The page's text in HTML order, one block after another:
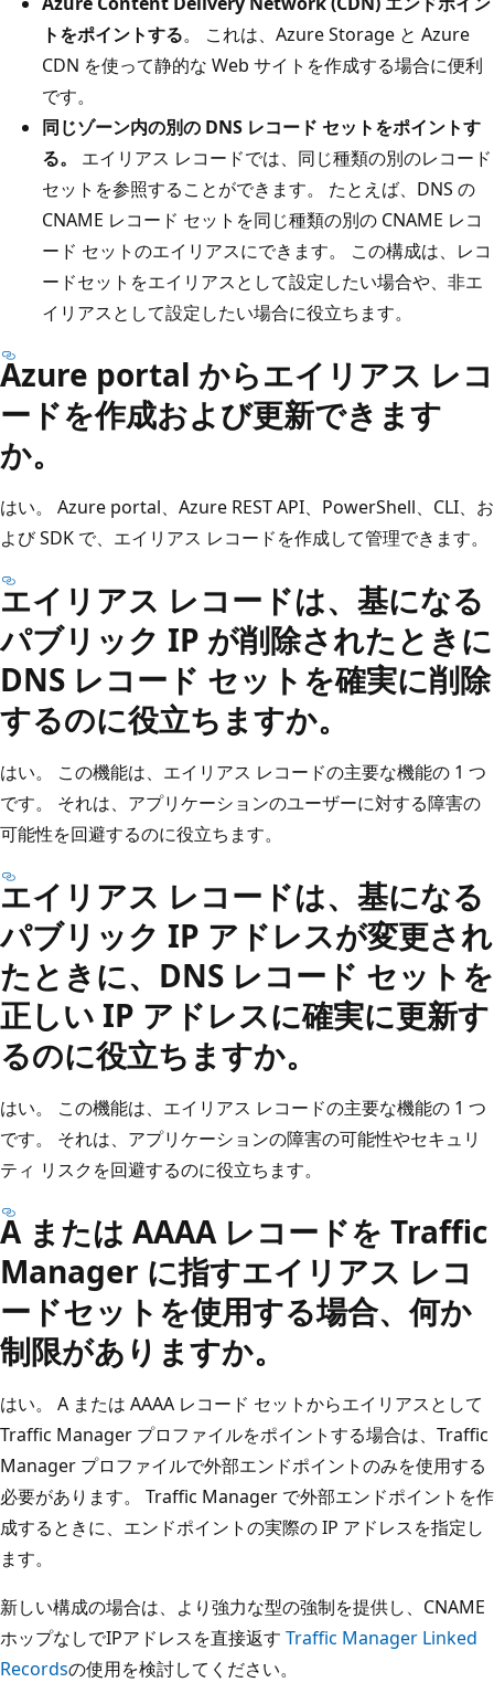
トをポイントする。 これは、Azure Storage と Azure
CDN を使って静的な Web サイトを作成する場合に便利
です。
同じゾーン内の別の DNS レコード セットをポイントす
る。
エイリアス レコードでは、同じ種類の別のレコード
セットを参照することができます。 たとえば、DNS の
CNAME レコード セットを同じ種類の別の CNAME レコ
ード セットのエイリアスにできます。 この構成は、レコ
ードセットをエイリアスとして設定したい場合や、非エ
イリアスとして設定したい場合に役立ちます。
Azure portal からエイリアス レコ
ードを作成および更新できます
か。
はい。 Azure portal、Azure REST API、PowerShell、CLI、お
よび SDK で、エイリアス レコードを作成して管理できます。
エイリアス レコードは、基になる
パブリック IP が削除されたときに
DNS レコード セットを確実に削除
するのに役立ちますか。
はい。 この機能は、エイリアス レコードの主要な機能の 1 つ
です。 それは、アプリケーションのユーザーに対する障害の
可能性を回避するのに役立ちます。
エイリアス レコードは、基になる
パブリック IP アドレスが変更され
たときに、DNS レコード セットを
正しい IP アドレスに確実に更新す
るのに役立ちますか。
はい。 この機能は、エイリアス レコードの主要な機能の 1 つ
です。 それは、アプリケーションの障害の可能性やセキュリ
ティ リスクを回避するのに役立ちます。
A または AAAA レコードを Traffic
Manager に指すエイリアス レコ
ードセットを使用する場合、何か
制限がありますか。
はい。 A または AAAA レコード セットからエイリアスとして
Traffic Manager プロファイルをポイントする場合は、Traffic
Manager プロファイルで外部エンドポイントのみを使用する
必要があります。 Traffic Manager で外部エンドポイントを作
成するときに、エンドポイントの実際の IP アドレスを指定し
ます。
新しい構成の場合は、より強力な型の強制を提供し、CNAME
ホップなしでIPアドレスを直接返す Traffic Manager Linked
Recordsの使用を検討してください。